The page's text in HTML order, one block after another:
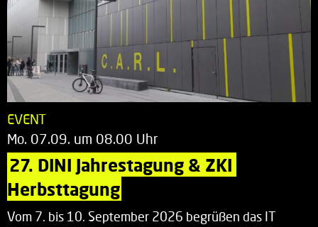
EVENT
Mo. 07.09. um 08.00 Uhr
27. DINI Jahrestagung & ZKI
Herbsttagung
Vom 7. bis 10. September 2026 begrüßen das IT